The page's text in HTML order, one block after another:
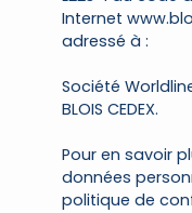
Internet
adressé à :
Société
BLOIS CEDEX.
Pour en savoir
données
politique de